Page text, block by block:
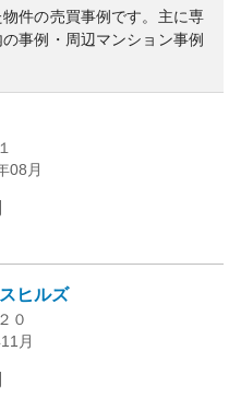
件の売買事例です。 主に専
事例・周辺マンション事例
08月
ヒルズ
０
月